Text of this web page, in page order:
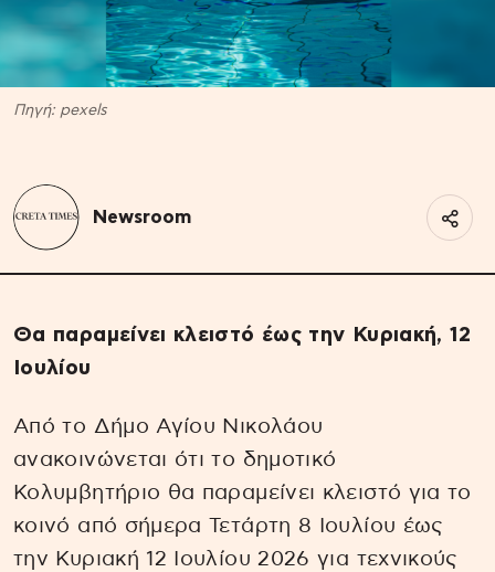
Πηγή: pexels
Newsroom
Θα παραμείνει κλειστό έως την Κυριακή, 12
Ιουλίου
Από το Δήμο Αγίου Νικολάου
ανακοινώνεται ότι το δημοτικό
Κολυμβητήριο θα παραμείνει κλειστό για το
κοινό από σήμερα Τετάρτη 8 Ιουλίου έως
την Κυριακή 12 Ιουλίου 2026 για τεχνικούς